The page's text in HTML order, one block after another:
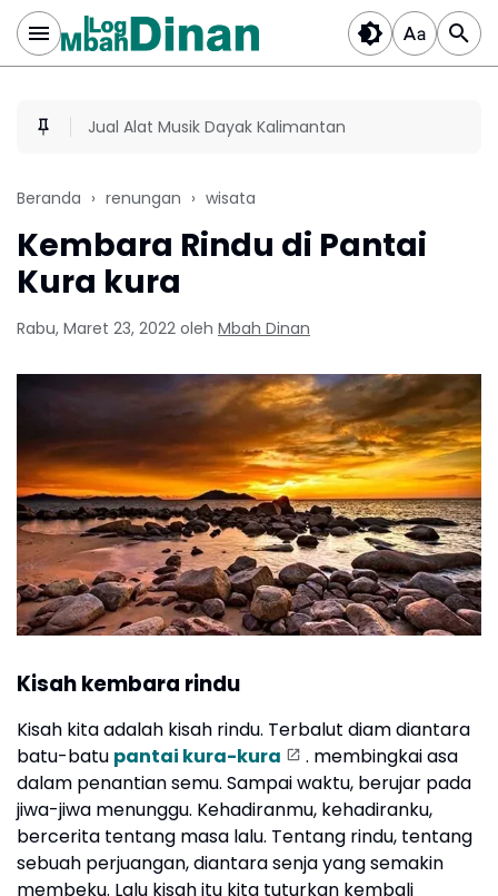
Jual Alat Musik Dayak Kalimantan
Beranda renungan wisata
Kembara Rindu di Pantai
Kura kura
Rabu, Maret 23, 2022 oleh Mbah Dinan
Kisah kembara rindu
Kisah kita adalah kisah rindu. Terbalut diam diantara
batu-batu pantai kura-kura
. membingkai asa
dalam penantian semu. Sampai waktu, berujar pada
jiwa-jiwa menunggu. Kehadiranmu, kehadiranku,
bercerita tentang masa lalu. Tentang rindu, tentang
sebuah perjuangan, diantara senja yang semakin
membeku. Lalu kisah itu kita tuturkan kembali